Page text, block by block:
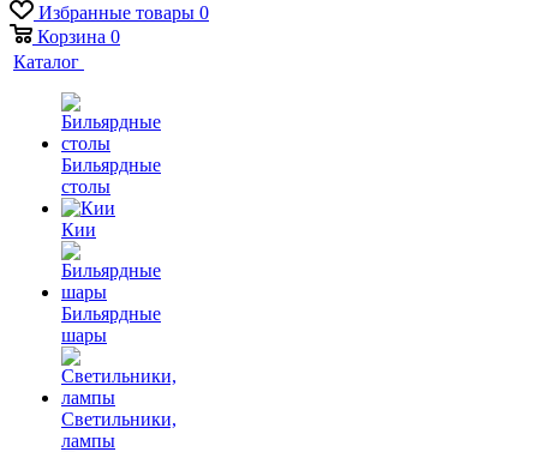
Избранные товары 0
Корзина 0
Каталог
Бильярдные
столы
Кии
Бильярдные
шары
Светильники,
лампы